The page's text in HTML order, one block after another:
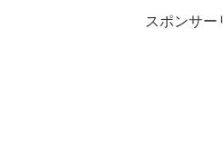
スポンサー